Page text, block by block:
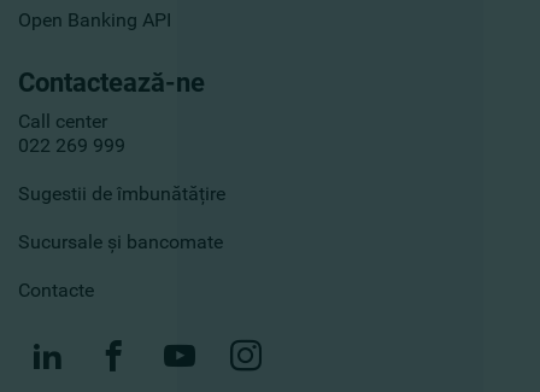
Open Banking API
Contactează-ne
Call center
022 269 999
Sugestii de îmbunătățire
Sucursale și bancomate
Contacte